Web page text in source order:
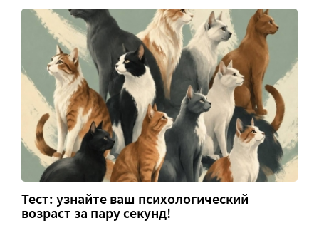
Тест: узнайте ваш психологический
возраст за пару секунд!